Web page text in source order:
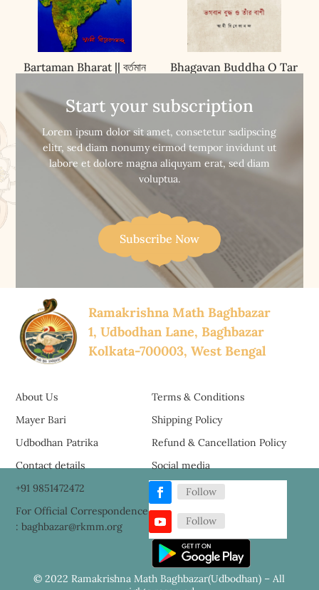
Bartaman Bharat || বর্তমান
 Buy Now
Bhagavan Buddha O Tar
Buy Now
Start your subscription
Lorem ipsum dolor sit amet, consetetur sadipscing
elitr, sed diam nonumy eirmod tempor invidunt ut
labore et dolore magna aliquyam erat, sed diam
voluptua.
Subscribe Now
Ramakrishna Math Baghbazar
1, Udbodhan Lane, Baghbazar
Kolkata-700003, West Bengal
About Us
Mayer Bari
Udbodhan Patrika
Terms & Conditions
Shipping Policy
Refund & Cancellation Policy
Contact details
+91 9851472472
For Official Correspondence
: baghbazar@rkmm.org
Social media
Follow
Follow
© 2022 Ramakrishna Math Baghbazar(Udbodhan) – All